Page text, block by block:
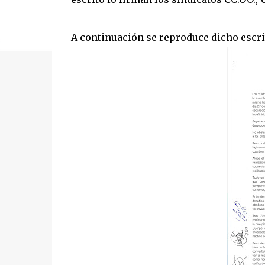
A continuación se reproduce dicho